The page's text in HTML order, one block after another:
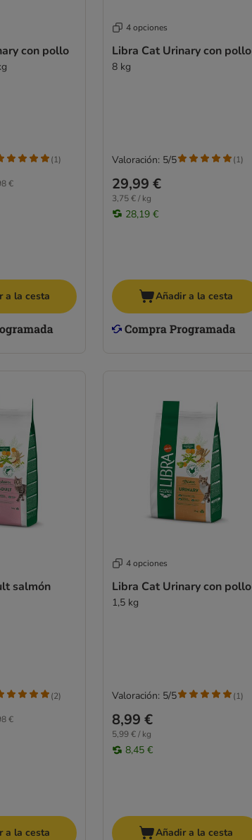
con pollo
€
(1)
a la cesta
4 opciones
Libra Cat Urinary con pollo
8 kg
29,99 €
3,75 € / kg
28,19 €
Valoración: 5/5 (1)
Añadir a la cesta
salmón
€
(2)
a la cesta
4 opciones
Libra Cat Urinary con pollo
1,5 kg
8,99 €
5,99 € / kg
8,45 €
Valoración: 5/5 (1)
Añadir a la cesta